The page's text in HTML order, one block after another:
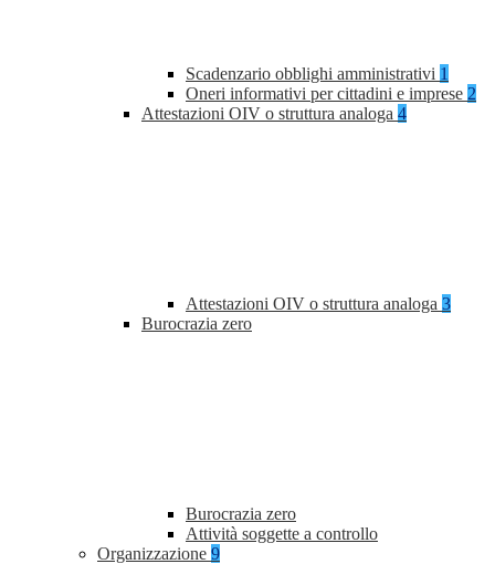
Scadenzario obblighi amministrativi 1
Oneri informativi per cittadini e imprese 2
Attestazioni OIV o struttura analoga 4
Attestazioni OIV o struttura analoga 3
Burocrazia zero
Burocrazia zero
Attività soggette a controllo
Organizzazione 9